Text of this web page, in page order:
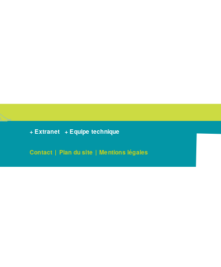
+ Extranet + Equipe technique
Contact | Plan du site | Mentions légales